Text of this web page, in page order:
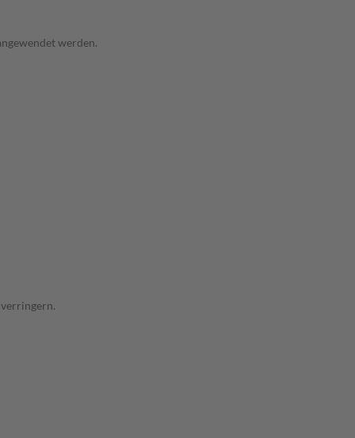
werden.